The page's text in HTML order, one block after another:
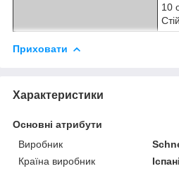
10
Приховати
Характеристики
Основні атрибути
Виробник
Країна виробник